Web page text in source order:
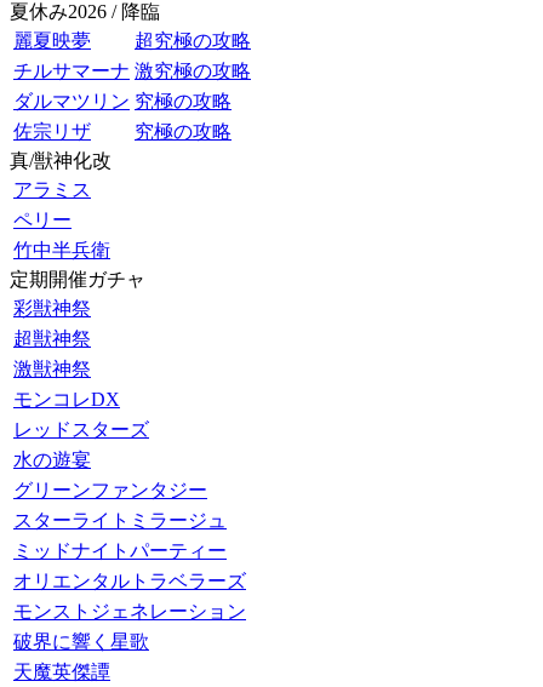
夏休み2026 / 降臨
麗夏映夢
超究極の攻略
チルサマーナ 激究極の攻略
ダルマツリン 究極の攻略
佐宗リザ
究極の攻略
真/獣神化改
アラミス
ペリー
竹中半兵衛
定期開催ガチャ
彩獣神祭
超獣神祭
激獣神祭
モンコレDX
レッドスターズ
水の遊宴
グリーンファンタジー
スターライトミラージュ
ミッドナイトパーティー
オリエンタルトラベラーズ
モンストジェネレーション
破界に響く星歌
天魔英傑譚